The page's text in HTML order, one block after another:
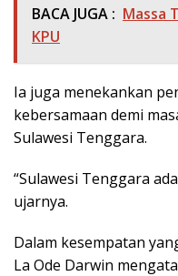
BACA JUGA : Massa
KPU
Ia juga menekankan
kebersamaan demi
Sulawesi Tenggara.
“Sulawesi Tenggara
ujarnya.
Dalam kesempatan
La Ode Darwin